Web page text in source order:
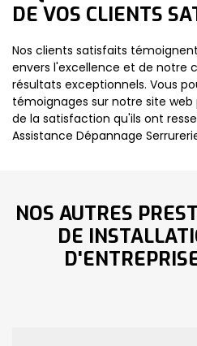
DE VOS CLIENTS
Nos clients satisfaits
envers l'excellence et de notre
résultats exceptionnels. Vous
témoignages sur notre site
de la satisfaction qu'ils ont
Assistance Dépannage
NOS AUTRES
DE